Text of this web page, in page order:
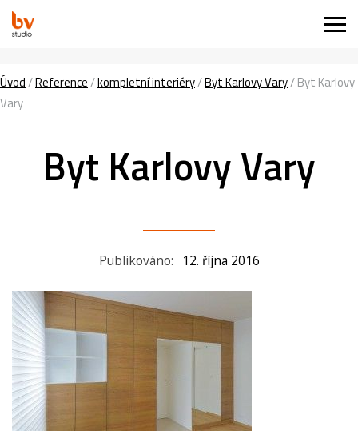
Úvod/Reference/kompletní interiéry/Byt Karlovy Vary/Byt Karlovy
Vary
Byt Karlovy Vary
Publikováno: 12. října 2016